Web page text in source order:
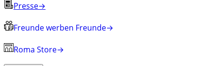
Presse→
Freunde werben Freunde→
Roma Store→